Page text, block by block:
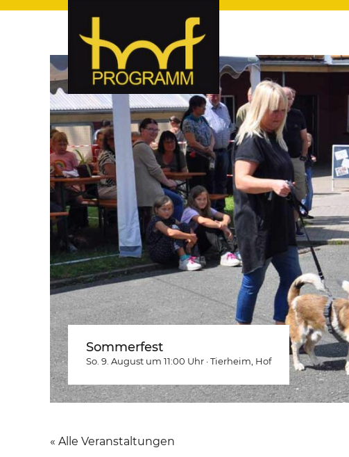
hof-programm – das
hof-programm – das Veranstaltungsportal für Hof und
Sommerfest
So. 9. August um 11:00 Uhr ·Tierheim , Hof
« Alle Veranstaltungen